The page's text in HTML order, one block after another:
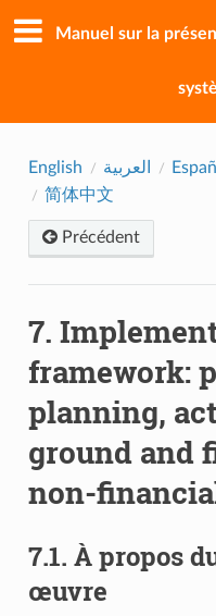
Manuel sur la
English العربية
简体中文
Précédent
7.
framework:
planning,
ground and
non-
7.1. À propos
œuvre